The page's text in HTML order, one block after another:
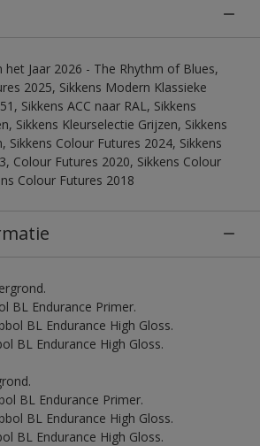
het Jaar 2026 - The Rhythm of Blues,
2025, Sikkens Modern Klassieke
Sikkens ACC naar RAL, Sikkens
Sikkens Kleurselectie Grijzen, Sikkens
Sikkens Colour Futures 2024, Sikkens
Colour Futures 2020, Sikkens Colour
Colour Futures 2018
BL Endurance Primer.
BL Endurance High Gloss.
BL Endurance High Gloss.
BL Endurance Primer.
BL Endurance High Gloss.
BL Endurance High Gloss.